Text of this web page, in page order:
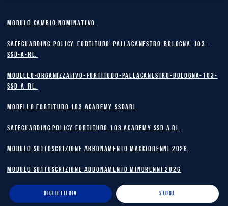
MODULO CAMBIO NOMINATIVO
safeguarding-policy-Fortitudo-Pallacanestro-Bologna-103-
SSD-A-RL.
Modello-Organizzativo-Fortitudo-Pallacanestro-Bologna-103-
SSD-A-RL.
MODELLO FORTITUDO 103 ACADEMY SSDARL
safeguarding policy Fortitudo 103 Academy SSD A RL
MODULO SOTTOSCRIZIONE ABBONAMENTO MAGGIORENNI 2026
MODULO SOTTOSCRIZIONE ABBONAMENTO MINORENNI 2026
BIGLIETTERIA STORE